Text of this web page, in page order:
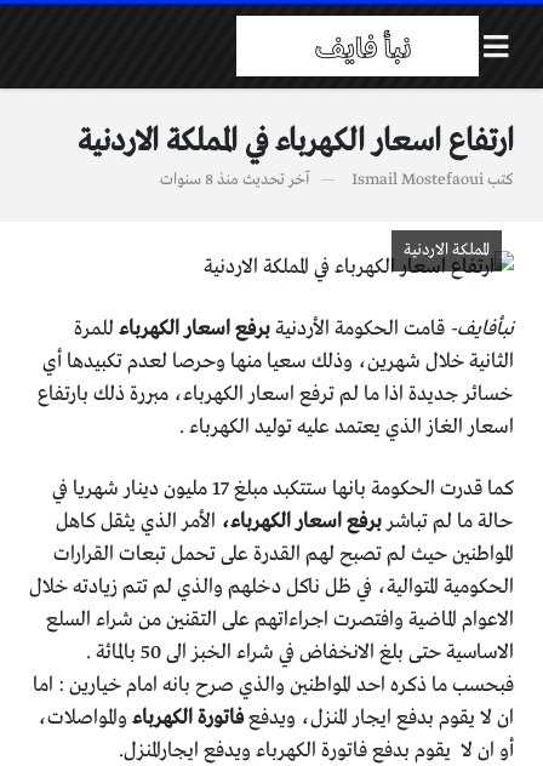
ارتفاع اسعار الكهرباء في المملكة الاردنية
كتبIsmail Mostefaoui آخر تحديث منذ 8 سنوات
المملكة الاردنية
نبأفايف- قامت الحكومة الأردنيةبرفع اسعار الكهرباءللمرة
الثانية خلال شهرين، وذلك سعيا منها وحرصا لعدم تكبيدها أي
خسائر جديدة اذا ما لم ترفع اسعار الكهرباء، مبررة ذلك بارتفاع
اسعار الغاز الذي يعتمد عليه توليد الكهرباء .
كما قدرت الحكومة بانها ستتكبد مبلغ 17 مليون دينار شهريا في
حالة ما لم تباشربرفع اسعار الكهرباء، الأمر الذي يثقل كاهل
المواطنين حيث لم تصبح لهم القدرة على تحمل تبعات القرارات
الحكومية المتوالية، في ظل ناكل دخلهم والذي لم تتم زيادته خلال
الاعوام الماضية وافتصرت اجراءاتهم على التقنين من شراء السلع
الاساسية حتى بلغ الانخفاض في شراء الخبز الى 50 بالمائة .
فبحسب ما ذكره احد المواطنين والذي صرح بانه امام خيارين : اما
ان لا يقوم بدفع ايجار المنزل، ويدفعفاتورة الكهرباء والمواصلات،
أو ان لا يقوم بدفع فاتورة الكهرباء ويدفع ايجارالمنزل.